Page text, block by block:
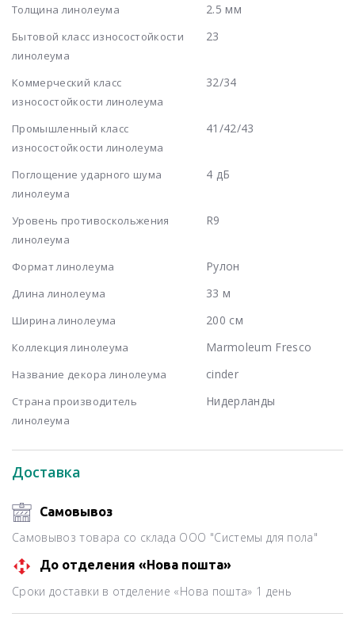
Доставка
Самовывоз
Самовывоз товара со склада ООО "Системы для пола"
До отделения «Нова пошта»
Сроки доставки в отделение «Нова пошта» 1 день
Толщина линолеума 2.5 мм
Бытовой класс износостойкости
линолеума
23
Коммерческий класс
износостойкости линолеума
32/34
Промышленный класс
износостойкости линолеума
41/42/43
Поглощение ударного шума
линолеума
4 дБ
Уровень противоскольжения
линолеума
R9
Формат линолеума Рулон
Длина линолеума 33 м
Ширина линолеума 200 см
Коллекция линолеума Marmoleum Fresco
Название декора линолеума cinder
Страна производитель
линолеума
Нидерланды